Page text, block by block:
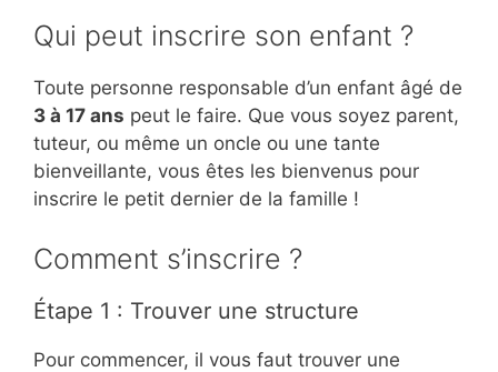
Qui peut inscrire son enfant ?
Toute personne responsable d’un enfant âgé de
3 à 17 ans peut le faire. Que vous soyez parent,
tuteur, ou même un oncle ou une tante
bienveillante, vous êtes les bienvenus pour
inscrire le petit dernier de la famille !
Comment s’inscrire ?
Étape 1 : Trouver une structure
Pour commencer, il vous faut trouver une